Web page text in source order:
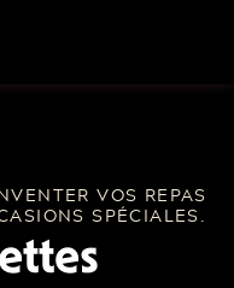
VOS REPAS
SPÉCIALES.